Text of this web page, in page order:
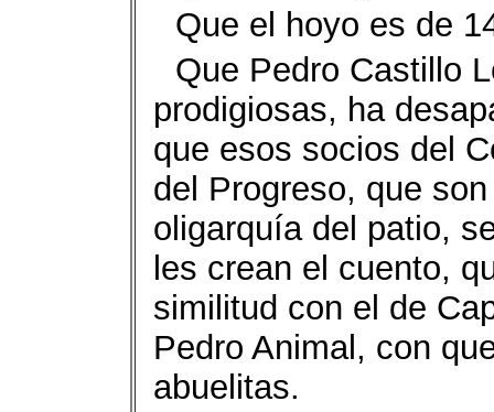
Que el hoyo es de
Que Pedro Castillo
prodigiosas, ha
que esos socios del
del Progreso, que
oligarquía del patio,
les crean el cuento,
similitud con el de
Pedro Animal, con
abuelitas.